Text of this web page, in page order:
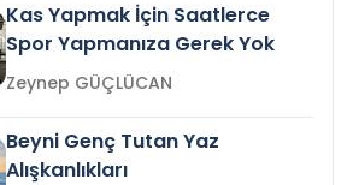
Kas Yapmak İçin Saatlerce
Spor Yapmanıza Gerek Yok
Zeynep GÜÇLÜCAN
Beyni Genç Tutan Yaz
Alışkanlıkları